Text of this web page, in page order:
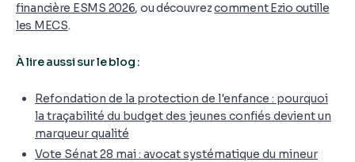
financière ESMS 2026, ou découvrezcomment Ezio outille
les MECS.
À lire aussi sur le blog :
Refondation de la protection de l'enfance : pourquoi
la traçabilité du budget des jeunes confiés devient un
marqueur qualité
Vote Sénat 28 mai : avocat systématique du mineur